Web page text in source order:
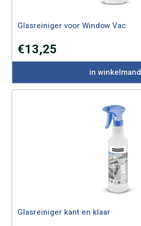
Glasreiniger voor Window Vac
€13,25
in winkelmand
Glasreiniger kant en klaar